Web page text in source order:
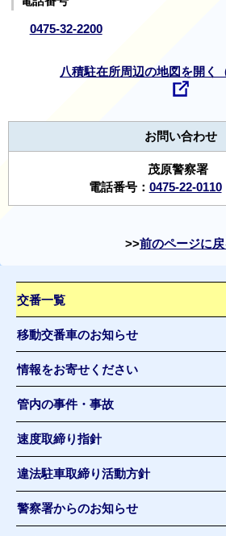
0475-32-2200
八積駐在所周辺の地図を開く
お問い合わせ
茂原警察署
電話番号： 0475-22-0110
前のページに戻
交番一覧
移動交番車のお知らせ
情報をお寄せください
管内の事件・事故
速度取締り指針
違法駐車取締り活動方針
警察署からのお知らせ